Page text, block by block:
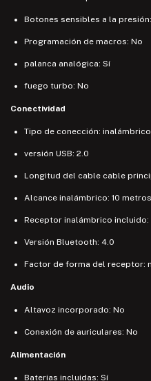
Botones sensibles a la
Programación de macros: No
palanca analógica: Sí
fuego turbo: No
Conectividad
Tipo de conección: inalámbrico
versión USB: 2.0
Longitud del cable cable
Alcance inalámbrico: 10 metros
Receptor inalámbrico incluido:
Versión Bluetooth: 4.0
Factor de forma del receptor:
Audio
Altavoz incorporado: No
Conexión de auriculares: No
Alimentación
Baterias incluidas: Sí